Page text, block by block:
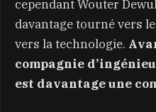
cependant Wouter
davantage tourné vers
vers la technologie.
compagnie
est davantage une